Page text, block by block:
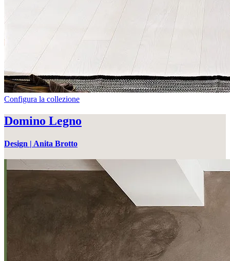
Configura la collezione
Domino Legno
Design | Anita Brotto